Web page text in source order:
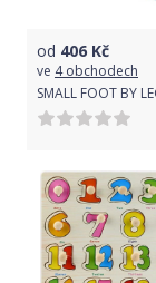
od 406 Kč
ve 4 obchodech